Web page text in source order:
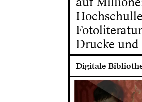
Drucke
Digitale